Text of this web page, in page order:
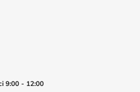
9:00 - 12:00